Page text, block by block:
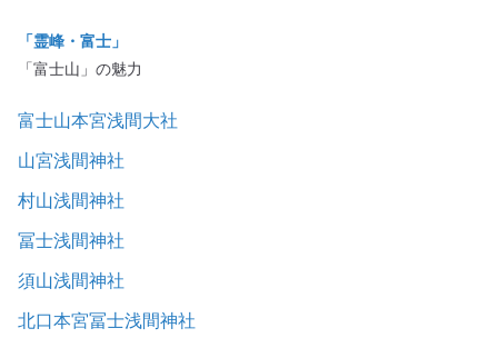
「霊峰・富士」
「富士山」の魅力
富士山本宮浅間大社
山宮浅間神社
村山浅間神社
冨士浅間神社
須山浅間神社
北口本宮冨士浅間神社